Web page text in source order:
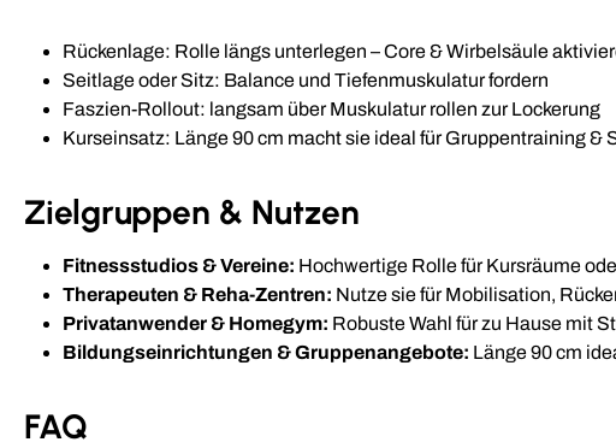
Rückenlage: Rolle längs unterlegen – Core & Wirbelsäule
Seitlage oder Sitz: Balance und Tiefenmuskulatur fordern
Faszien-Rollout: langsam über Muskulatur rollen zur Lockerung
Kurseinsatz: Länge 90 cm macht sie ideal für Gruppentraining &
Zielgruppen & Nutzen
Fitnessstudios & Vereine: Hochwertige Rolle für Kursräume
Therapeuten & Reha-Zentren: Nutze sie für Mobilisation,
Privatanwender & Homegym: Robuste Wahl für zu Hause mit
Bildungseinrichtungen & Gruppenangebote: Länge 90 cm
FAQ